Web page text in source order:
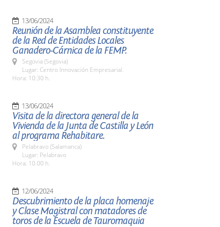
13/06/2024
Reunión de la Asamblea constituyente
de la Red de Entidades Locales
Ganadero-Cárnica de la FEMP.
Segovia (Segovia)
Lugar: Centro Innovación Empresarial.
Hora: 10:30 h.
13/06/2024
Visita de la directora general de la
Vivienda de la Junta de Castilla y León
al programa Rehabitare.
Pelabravo (Salamanca)
Lugar: Pelabravo
Hora: 10.00 h.
12/06/2024
Descubrimiento de la placa homenaje
y Clase Magistral con matadores de
toros de la Escuela de Tauromaquia